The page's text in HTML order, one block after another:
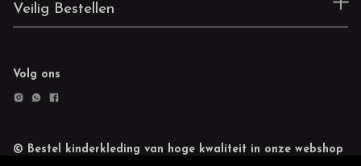
Veilig Bestellen
Volg ons
© Bestel kinderkleding van hoge kwaliteit in onze webshop